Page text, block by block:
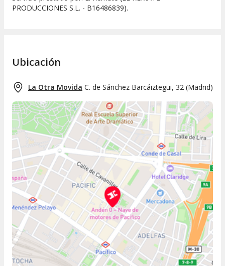
PRODUCCIONES S.L. - B16486839).
Ubicación
La Otra Movida C. de Sánchez Barcáiztegui, 32 (Madrid)